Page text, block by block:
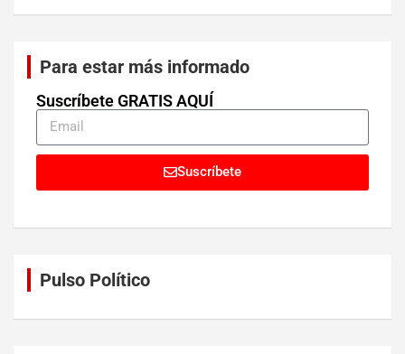
Para estar más informado
Suscríbete GRATIS AQUÍ
Suscríbete
Pulso Político